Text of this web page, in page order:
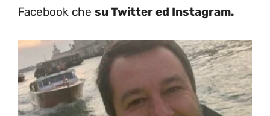
Facebook che su Twitter ed Instagram.